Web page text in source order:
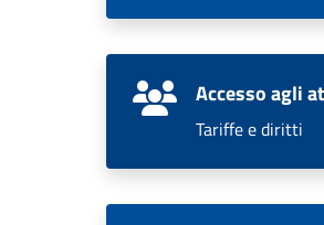
Accesso agli
Tariffe e diritti